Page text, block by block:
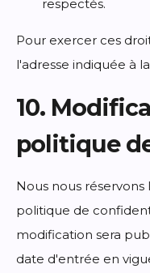
respectés.
Pour exercer ces
l'adresse indiquée à
10.
politique
Nous nous
politique de
modification sera
date d'entrée en